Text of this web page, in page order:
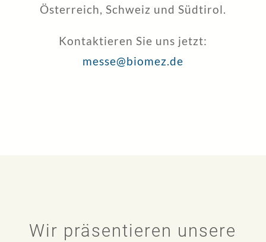
Österreich, Schweiz und Südtirol.
Kontaktieren Sie uns jetzt:
messe@biomez.de
Wir präsentieren unsere